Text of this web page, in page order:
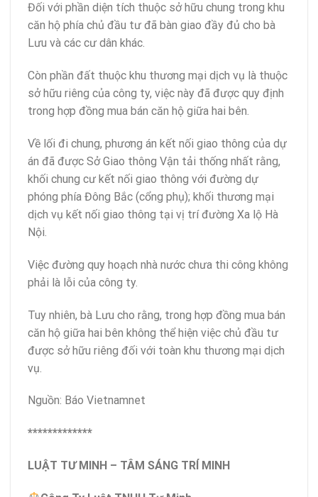
Đối với phần diện tích thuộc sở hữu chung trong khu
căn hộ phía chủ đầu tư đã bàn giao đầy đủ cho bà
Lưu và các cư dân khác.
Còn phần đất thuộc khu thương mại dịch vụ là thuộc
sở hữu riêng của công ty, việc này đã được quy định
trong hợp đồng mua bán căn hộ giữa hai bên.
Về lối đi chung, phương án kết nối giao thông của dự
án đã được Sở Giao thông Vận tải thống nhất rằng,
khối chung cư kết nối giao thông với đường dự
phóng phía Đông Bắc (cổng phụ); khối thương mại
dịch vụ kết nối giao thông tại vị trí đường Xa lộ Hà
Nội.
Việc đường quy hoạch nhà nước chưa thi công không
phải là lỗi của công ty.
Tuy nhiên, bà Lưu cho rằng, trong hợp đồng mua bán
căn hộ giữa hai bên không thể hiện việc chủ đầu tư
được sở hữu riêng đối với toàn khu thương mại dịch
vụ.
Nguồn: Báo Vietnamnet
*************
LUẬT TƯ MINH – TÂM SÁNG TRÍ MINH